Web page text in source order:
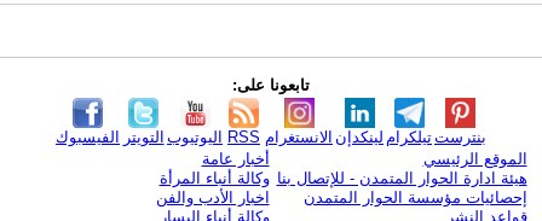
تابعونا على:
الفيسبوك التويتر اليوتيوب RSS الانستغرام لينكدإن تيلكرامبنترست
الموقع الرئيسي
هيئة ادارة الحوار المتمدن - للإتصال بنا
إحصائيات مؤسسة الحوار المتمدن
قواعد النشر
أخبار عامة
وكالة أنباء المرأة
اخبار الأدب والفن
وكالة أنباء اليسار